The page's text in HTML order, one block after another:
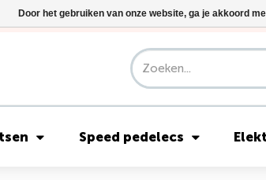
Riese &
Speed pedelecs
Door het gebruiken van onze website, ga je akkoord